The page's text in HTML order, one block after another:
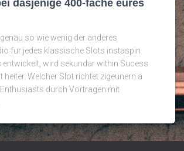
dasjenige 400-fache eures
so wie wenig der anderes
fur jedes klassische Slots instaspin
wird sekundar within Sucess
Welcher Slot richtet zigeunern a
durch Vortragen mit